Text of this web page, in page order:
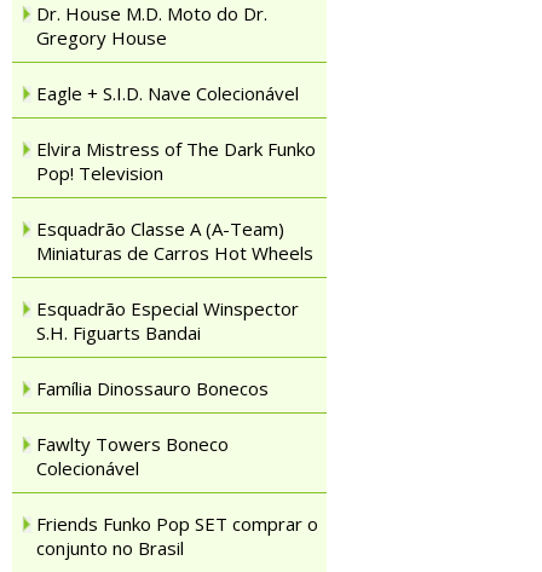
Dr. House M.D. Moto do Dr.
Gregory House
Eagle + S.I.D. Nave Colecionável
Elvira Mistress of The Dark Funko
Pop! Television
Esquadrão Classe A (A-Team)
Miniaturas de Carros Hot Wheels
Esquadrão Especial Winspector
S.H. Figuarts Bandai
Família Dinossauro Bonecos
Fawlty Towers Boneco
Colecionável
Friends Funko Pop SET comprar o
conjunto no Brasil